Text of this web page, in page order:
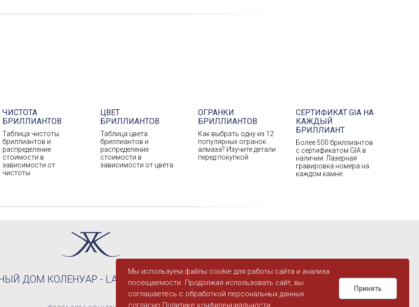
ЧИСТОТА
БРИЛЛИАНТОВ
Таблица чистоты
бриллиантов и
распределение
стоимости в
зависимости от
чистоты
ЦВЕТ
БРИЛЛИАНТОВ
Таблица цвета
бриллиантов и
распределение
стоимости в
зависимости от цвета
ОГРАНКИ
БРИЛЛИАНТОВ
Как выбрать одну из 12
популярных огранок
алмаза? Изучите детали
перед покупкой
СЕРТИФИКАТ GIA НА
КАЖДЫЙ
БРИЛЛИАНТ
Более 500 бриллиантов
с сертификатом GIA в
наличии. Лазерная
гравировка номера на
каждом камне.
ДОМ КОЛЕНУАР - LA MAISON DU DIAMANT
Мы используем файлы cookie для работы сайта и анализа
посещаемости. Продолжая использовать сайт, вы
соглашаетесь с обработкой персональных данных
согласно Политике конфиденциальности
Принять